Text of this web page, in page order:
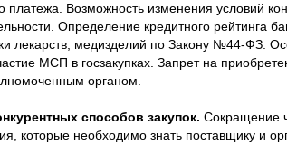
платежа. Возможность изменения условий
Определение кредитного рейтинга
лекарств, медизделий по Закону №44-ФЗ.
МСП в госзакупках. Запрет на
органом.
способов закупок. Сокращение
которые необходимо знать поставщику и